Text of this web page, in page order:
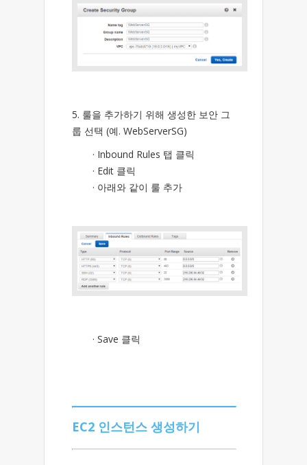
5. 룰을 추가하기 위해 생성한 보안 그
룹 선택 (예. WebServerSG)
· Inbound Rules 탭 클릭
· Edit 클릭
· 아래와 같이 룰 추가
· Save 클릭
EC2 인스턴스 생성하기